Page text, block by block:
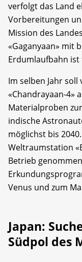
verfolgt das Land
Vorbereitungen
Mission des
«Gaganyaan» mit
Erdumlaufbahn ist
Im selben Jahr
«Chandrayaan-4»
Materialproben
indische
möglichst bis
Weltraumstation
Betrieb
Venus und zum
Japan:
Südpol des